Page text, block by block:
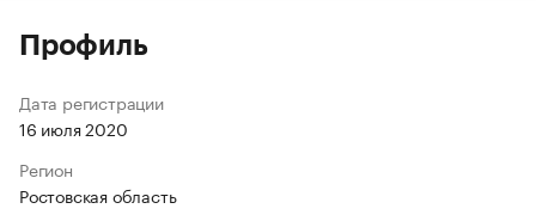
Профиль
Дата регистрации
16 июля 2020
Регион
Ростовская область